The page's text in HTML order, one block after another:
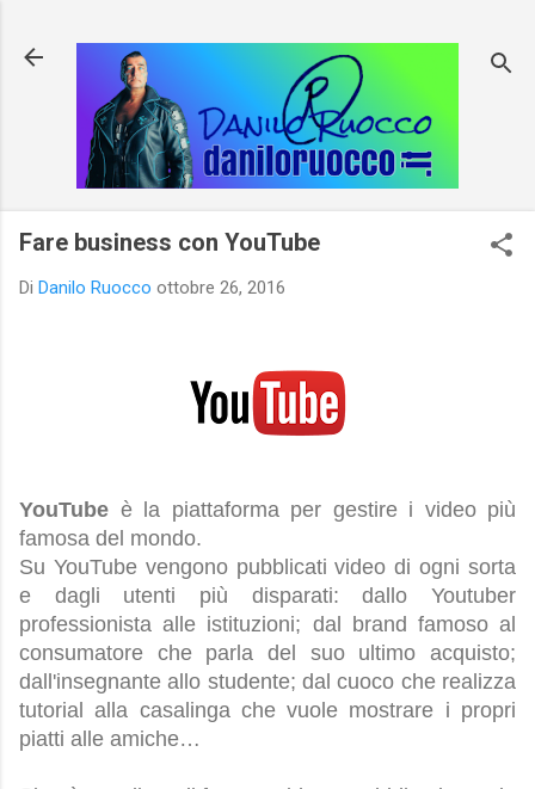
Fare business con YouTube
Di Danilo Ruocco ottobre 26, 2016
YouTube è la piattaforma per gestire i video più
famosa del mondo.
Su YouTube vengono pubblicati video di ogni sorta
e dagli utenti più disparati: dallo Youtuber
professionista alle istituzioni; dal brand famoso al
consumatore che parla del suo ultimo acquisto;
dall'insegnante allo studente; dal cuoco che realizza
tutorial alla casalinga che vuole mostrare i propri
piatti alle amiche…